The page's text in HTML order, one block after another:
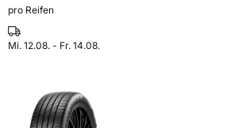
pro Reifen
Mi. 12.08. - Fr. 14.08.